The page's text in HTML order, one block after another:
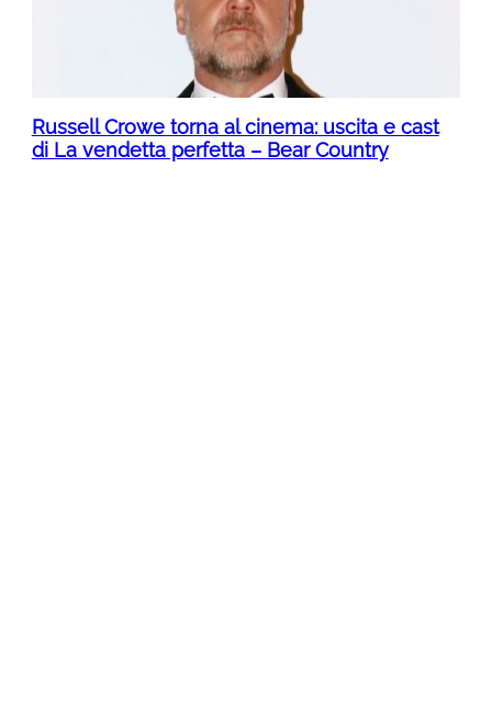
Russell Crowe torna al cinema: uscita e cast
di La vendetta perfetta – Bear Country